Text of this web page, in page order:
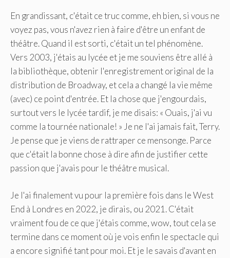
En grandissant, c'était ce truc comme, eh bien, si vous ne
voyez pas, vous n'avez rien à faire d'être un enfant de
théâtre. Quand il est sorti, c'était un tel phénomène.
Vers 2003, j'étais au lycée et je me souviens être allé à
la bibliothèque, obtenir l'enregistrement original de la
distribution de Broadway, et cela a changé la vie même
(avec) ce point d'entrée. Et la chose que j'engourdais,
surtout vers le lycée tardif, je me disais: « Ouais, j'ai vu
comme la tournée nationale! » Je ne l'ai jamais fait, Terry.
Je pense que je viens de rattraper ce mensonge. Parce
que c'était la bonne chose à dire afin de justifier cette
passion que j'avais pour le théâtre musical.
Je l'ai finalement vu pour la première fois dans le West
End à Londres en 2022, je dirais, ou 2021. C'était
vraiment fou de ce que j'étais comme, wow, tout cela se
termine dans ce moment où je vois enfin le spectacle qui
a encore signifié tant pour moi. Et je le savais d'avant en